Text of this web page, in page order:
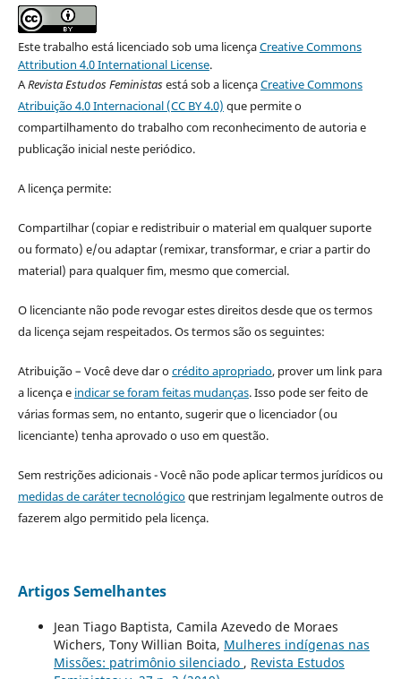
Este trabalho está licenciado sob uma licençaCreative Commons
Attribution 4.0 International License.
ARevista Estudos Feministasestá sob a licençaCreative Commons
Atribuição 4.0 Internacional (CC BY 4.0) que permite o
compartilhamento do trabalho com reconhecimento de autoria e
publicação inicial neste periódico.
A licença permite:
Compartilhar (copiar e redistribuir o material em qualquer suporte
ou formato) e/ou adaptar (remixar, transformar, e criar a partir do
material) para qualquer fim, mesmo que comercial.
O licenciante não pode revogar estes direitos desde que os termos
da licença sejam respeitados. Os termos são os seguintes:
Atribuição – Você deve dar ocrédito apropriado, prover um link para
a licença e indicar se foram feitas mudanças. Isso pode ser feito de
várias formas sem, no entanto, sugerir que o licenciador (ou
licenciante) tenha aprovado o uso em questão.
Sem restrições adicionais - Você não pode aplicar termos jurídicos ou
medidas de caráter tecnológicoque restrinjam legalmente outros de
fazerem algo permitido pela licença.
Artigos Semelhantes
Jean Tiago Baptista, Camila Azevedo de Moraes
Wichers, Tony Willian Boita, Mulheres indígenas nas
Missões: patrimônio silenciado , Revista Estudos